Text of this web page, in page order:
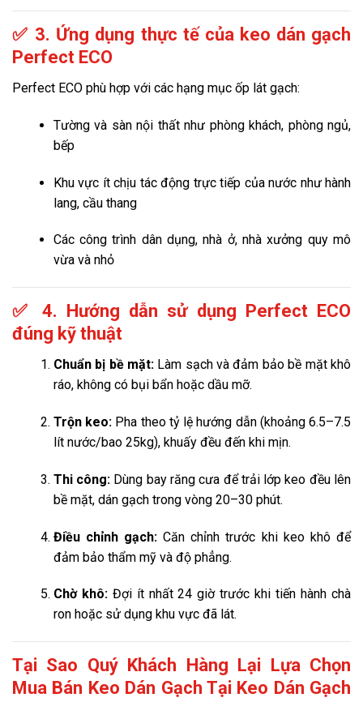
✅ 3. Ứng dụng thực tế của keo dán gạch
Perfect ECO
Perfect ECO phù hợp với các hạng mục ốp lát gạch:
Tường và sàn nội thất như phòng khách, phòng ngủ,
bếp
Khu vực ít chịu tác động trực tiếp của nước như hành
lang, cầu thang
Các công trình dân dụng, nhà ở, nhà xưởng quy mô
vừa và nhỏ
✅ 4. Hướng dẫn sử dụng Perfect ECO
đúng kỹ thuật
Chuẩn bị bề mặt:Làm sạch và đảm bảo bề mặt khô
ráo, không có bụi bẩn hoặc dầu mỡ.
Trộn keo: Pha theo tỷ lệ hướng dẫn (khoảng 6.5–7.5
lít nước/bao 25kg), khuấy đều đến khi mịn.
Thi công: Dùng bay răng cưa để trải lớp keo đều lên
bề mặt, dán gạch trong vòng 20–30 phút.
Điều chỉnh gạch: Căn chỉnh trước khi keo khô để
đảm bảo thẩm mỹ và độ phẳng.
Chờ khô:Đợi ít nhất 24 giờ trước khi tiến hành chà
ron hoặc sử dụng khu vực đã lát.
Tại Sao Quý Khách Hàng Lại Lựa Chọn
Mua Bán Keo Dán Gạch Tại Keo Dán Gạch